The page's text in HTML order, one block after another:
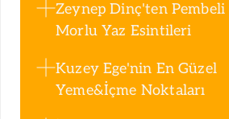
Zeynep Dinç'ten Pembeli
Morlu Yaz Esintileri
Kuzey Ege'nin En Güzel
Yeme&İçme Noktaları